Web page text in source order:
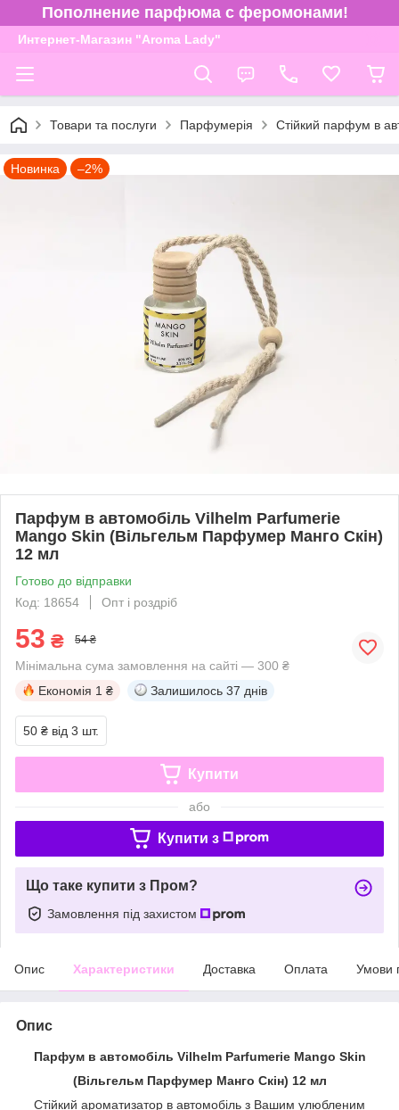
Пополнение парфюма с феромонами!
Интернет-Магазин "Aroma Lady"
Товари та послуги Парфумерія Стійкий парфум в
Новинка –2%
Парфум в автомобіль Vilhelm Parfumerie
Mango Skin (Вільгельм Парфумер Манго Скін)
12 мл
Готово до відправки
Код: 18654
Опт і роздріб
53 ₴ 54 ₴
Мінімальна сума замовлення на сайті — 300 ₴
Економія 1 ₴ Залишилось 37 днів
50 ₴ від 3 шт.
Купити
або
Купити з
Що таке купити з Пром?
Замовлення під захистом
Опис Характеристики Доставка Оплата Умови
Опис
Парфум в автомобіль Vilhelm Parfumerie Mango Skin
(Вільгельм Парфумер Манго Скін) 12 мл
Стійкий ароматизатор в автомобіль з Вашим улюбленим